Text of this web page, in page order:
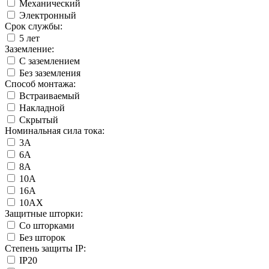
Механический
Электронный
Срок службы:
5 лет
Заземление:
С заземлением
Без заземления
Способ монтажа:
Встраиваемый
Накладной
Скрытый
Номинальная сила тока:
3А
6А
8А
10А
16А
10АХ
Защитные шторки:
Со шторками
Без шторок
Степень защиты IP:
IP20